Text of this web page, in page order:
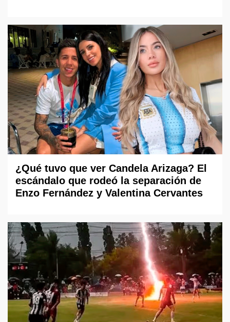
¿Qué tuvo que ver Candela Arizaga? El
escándalo que rodeó la separación de
Enzo Fernández y Valentina Cervantes